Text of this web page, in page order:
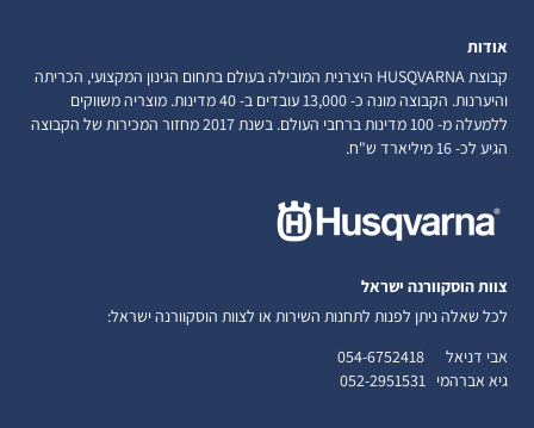
אודות
קבוצת HUSQVARNA היצרנית המובילה בעולם בתחום הגינון המקצועי, הכריתה
והיערנות. הקבוצה מונה כ- 13,000 עובדים ב- 40 מדינות. מוצריה משווקים
ללמעלה מ- 100 מדינות ברחבי העולם. בשנת 2017 מחזור המכירות של הקבוצה
הגיע לכ- 16 מיליארד ש"ח.
צוות הוסקוורנה ישראל
לכל שאלה ניתן לפנות לתחנות השירות או לצוות הוסקוורנה ישראל:
אבי דניאל 054-6752418
גיא אברהמי 052-2951531